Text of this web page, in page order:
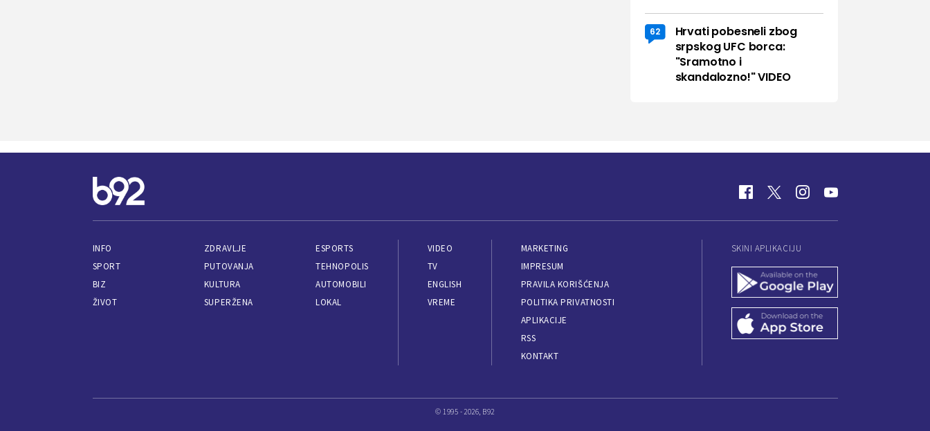
62
Hrvati pobesneli zbog
srpskog UFC borca:
"Sramotno i
skandalozno!" VIDEO
INFO
SPORT
BIZ
ŽIVOT
ZDRAVLJE
PUTOVANJA
KULTURA
SUPERŽENA
ESPORTS
TEHNOPOLIS
AUTOMOBILI
LOKAL
VIDEO
TV
ENGLISH
VREME
MARKETING
IMPRESUM
PRAVILA KORIŠĆENJA
POLITIKA PRIVATNOSTI
APLIKACIJE
RSS
KONTAKT
SKINI APLIKACIJU
© 1995 - 2026, B92